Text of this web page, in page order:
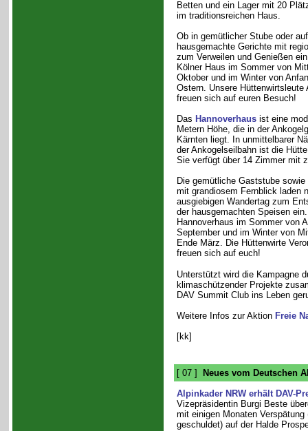
Betten und ein Lager mit 20
im traditionsreichen Haus.
Ob in gemütlicher Stube oder
hausgemachte Gerichte mit
zum Verweilen und Genießen
Kölner Haus im Sommer von
Oktober und im Winter von
Ostern. Unsere Hüttenwirtsleute
freuen sich auf euren Besuch!
Das Hannoverhausist eine
Metern Höhe, die in der
Kärnten liegt. In unmittelbarer
der Ankogelseilbahn ist die
Sie verfügt über 14 Zimmer mit
Die gemütliche Gaststube
mit grandiosem Fernblick laden
ausgiebigen Wandertag zum
der hausgemachten Speisen
Hannoverhaus im Sommer von
September und im Winter von
Ende März. Die Hüttenwirte
freuen sich auf euch!
Unterstützt wird die Kampagne
klimaschützender Projekte
DAV Summit Club ins Leben
Weitere Infos zur Aktion Freie
[kk]
[ 07 ]
Neues vom Deutschen
Alpinkader NRW erhält DAV-
Vizepräsidentin Burgi Beste
mit einigen Monaten Verspätung
geschuldet) auf der Halde